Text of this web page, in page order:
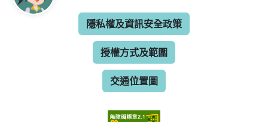
隱私權及資訊安全政策
授權方式及範圍
交通位置圖